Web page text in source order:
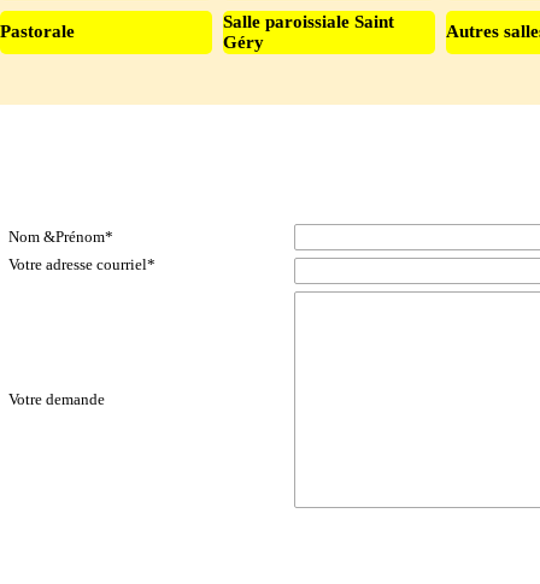
Pastorale ▼
Salle paroissiale Saint
Géry
Autres
Nom &Prénom*
Votre adresse courriel*
Votre demande